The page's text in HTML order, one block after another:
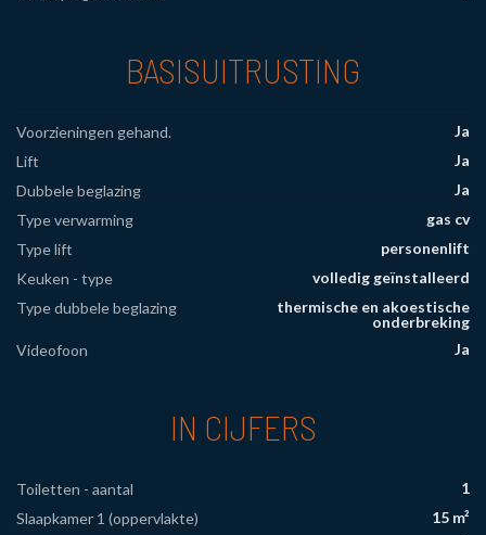
BASISUITRUSTING
Voorzieningen gehand.
Ja
Lift
Ja
Dubbele beglazing
Ja
Type verwarming
gas cv
Type lift
personenlift
Keuken - type
volledig geïnstalleerd
Type dubbele beglazing
thermische en akoestische
onderbreking
Videofoon
Ja
IN CIJFERS
Toiletten - aantal
1
Slaapkamer 1 (oppervlakte)
15 m²